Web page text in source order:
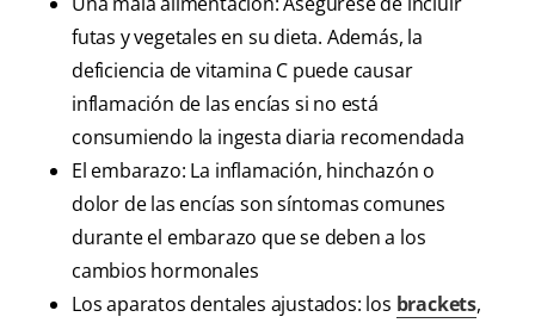
futas y vegetales en su dieta. Además, la
deficiencia de vitamina C puede causar
inflamación de las encías si no está
consumiendo la ingesta diaria recomendada
El embarazo: La inflamación, hinchazón o
dolor de las encías son síntomas comunes
durante el embarazo que se deben a los
cambios hormonales
Los aparatos dentales ajustados: los brackets,